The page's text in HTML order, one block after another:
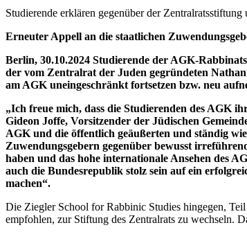
Studierende erklären gegenüber der
Erneuter Appell an die staatlichen
Berlin, 30.10.2024 Studierende der AGK-
der vom Zentralrat der Juden gegründeten
am AGK uneingeschränkt fortsetzen bzw. neu
„Ich freue mich, dass die Studierenden des AGK
Gideon Joffe, Vorsitzender der Jüdischen
AGK und die öffentlich geäußerten und ständig
Zuwendungsgebern gegenüber bewusst
haben und das hohe internationale Ansehen des
auch die Bundesrepublik stolz sein auf ein
machen“.
Die Ziegler School for Rabbinic Studies hingegen,
empfohlen, zur Stiftung des Zentralrats zu wechseln.